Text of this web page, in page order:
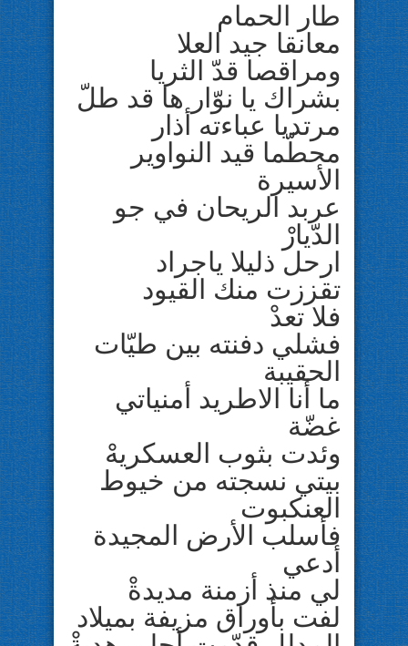
طار الحمام
معانقا جيد العلا
ومراقصا قدّ الثريا
بشراك يا نوّار ها قد طلّ
مرتديا عباءته أذار
محطّما قيد النواوير
الأسيرة
عربد الريحان في جو
الدّيارْ
ارحل ذليلا ياجراد
تقززت منك القيود
فلا تعدْ
فشلي دفنته بين طيّات
الحقيبة
ما أنا الاطريد أمنياتي
غضّة
وئدت بثوب العسكريهْ
بيتي نسجته من خيوط
العنكبوت
فأسلب الأرض المجيدة
أدعي
لي منذ أزمنة مديدةْ
لفت بأوراق مزيفة بميلاد